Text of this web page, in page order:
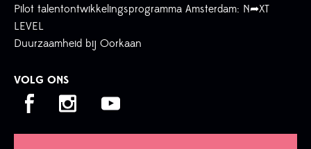
Pilot talentontwikkelingsprogramma Amsterdam: N➦XT
LEVEL
Duurzaamheid bij Oorkaan
VOLG ONS